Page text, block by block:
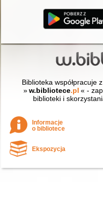
Biblioteka współpracuje
» w.bibliotece.pl « -
biblioteki i
Informacje
o bibliotece
Ekspozycja